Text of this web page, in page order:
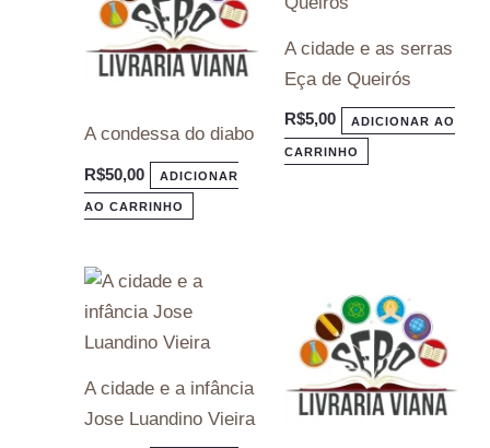
A condessa do diabo
R$50,00 ADICIONAR
AO CARRINHO
A cidade e as serras
Eça de Queirós
R$5,00 ADICIONAR AO
CARRINHO
A cidade e a infância
Jose Luandino Vieira